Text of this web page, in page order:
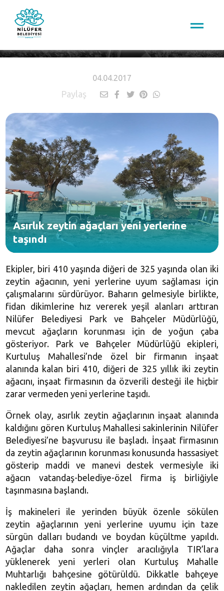
04.04.2017
Paylaş
Asırlık zeytin ağaçları yeni yerlerine
taşındı
Ekipler, biri 410 yaşında diğeri de 325 yaşında olan iki
zeytin ağacının, yeni yerlerine uyum sağlaması için
çalışmalarını sürdürüyor. Baharın gelmesiyle birlikte,
fidan dikimlerine hız vererek yeşil alanları arttıran
Nilüfer Belediyesi Park ve Bahçeler Müdürlüğü,
mevcut ağaçların korunması için de yoğun çaba
gösteriyor. Park ve Bahçeler Müdürlüğü ekipleri,
Kurtuluş Mahallesi’nde özel bir firmanın inşaat
alanında kalan biri 410, diğeri de 325 yıllık iki zeytin
ağacını, inşaat firmasının da özverili desteği ile hiçbir
zarar vermeden yeni yerlerine taşıdı.
Örnek olay, asırlık zeytin ağaçlarının inşaat alanında
kaldığını gören Kurtuluş Mahallesi sakinlerinin Nilüfer
Belediyesi’ne başvurusu ile başladı. İnşaat firmasının
da zeytin ağaçlarının korunması konusunda hassasiyet
gösterip maddi ve manevi destek vermesiyle iki
ağacın vatandaş-belediye-özel firma iş birliğiyle
taşınmasına başlandı.
İş makineleri ile yerinden büyük özenle sökülen
zeytin ağaçlarının yeni yerlerine uyumu için taze
sürgün dalları budandı ve boydan küçültme yapıldı.
Ağaçlar daha sonra vinçler aracılığıyla TIR’lara
yüklenerek yeni yerleri olan Kurtuluş Mahalle
Muhtarlığı bahçesine götürüldü. Dikkatle bahçeye
nakledilen zeytin ağaçları, hemen ardından da çelik